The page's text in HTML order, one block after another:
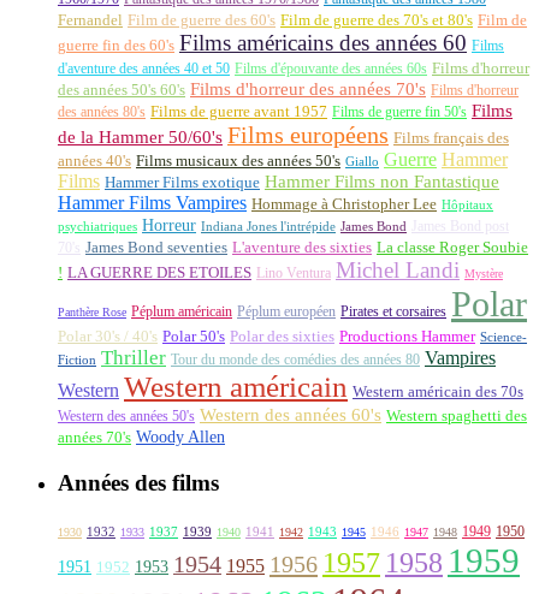
Fernandel Film de guerre des 60's Film de guerre des 70's et 80's Film de
guerre fin des 60's Films américains des années 60 Films
d'aventure des années 40 et 50 Films d'épouvante des années 60s Films d'horreur
des années 50's 60's Films d'horreur des années 70's Films d'horreur
des années 80's Films de guerre avant 1957 Films de guerre fin 50's Films
de la Hammer 50/60's Films européens Films français des
années 40's Films musicaux des années 50's Giallo Guerre Hammer
Films Hammer Films exotique Hammer Films non Fantastique
Hammer Films Vampires Hommage à Christopher Lee Hôpitaux
psychiatriques Horreur Indiana Jones l'intrépide James Bond
James Bond post
70's James Bond seventies L'aventure des sixties La classe Roger Soubie
! LA GUERRE DES ETOILES Lino Ventura Michel Landi Mystère
Panthère Rose Péplum américain Péplum européen Pirates et corsaires Polar
Polar 30's / 40's Polar 50's Polar des sixties Productions Hammer Science-
Fiction Thriller Tour du monde des comédies des années 80 Vampires
Western Western américain Western américain des 70s
Western des années 50's Western des années 60's Western spaghetti des
années 70's Woody Allen
Années des films
1930 1932 1933 1937 1939 1940 1941 1942 1943 1945 1946 1947 1948 1949 1950
1951 1952 1953 1954 1955 1956 1957 1958 1959